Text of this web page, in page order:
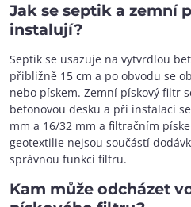
Jak se septik a zemní
instalují?
Septik se usazuje na vytvrdlou
přibližně 15 cm a po obvodu se
nebo pískem. Zemní pískový filtr
betonovou desku a při instalaci
mm a 16/32 mm a filtračním
geotextilie nejsou součástí
správnou funkci filtru.
Kam může odcházet